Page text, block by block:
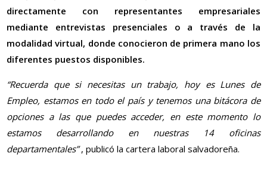
directamente con representantes empresariales
mediante entrevistas presenciales o a través de la
modalidad virtual, donde conocieron de primera mano los
diferentes puestos disponibles.
“Recuerda que si necesitas un trabajo, hoy es Lunes de
Empleo, estamos en todo el país y tenemos una bitácora de
opciones a las que puedes acceder, en este momento lo
estamos desarrollando en nuestras 14 oficinas
departamentales”, publicó la cartera laboral salvadoreña.